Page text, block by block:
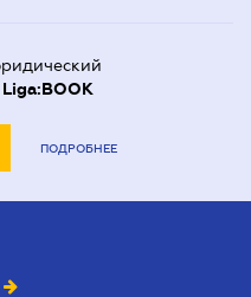
Liga:BOOK
ПОДРОБНЕЕ